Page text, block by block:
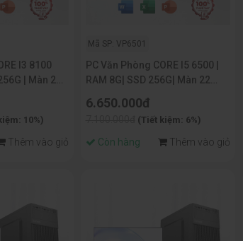
I3 8100
| Màn 22
10%)
Thêm vào giỏ
Mã SP: VP6501
PC Văn Phòng CORE I5 6500 |
RAM 8G| SSD 256G| Màn 22
6.650.000đ
(Tiết kiệm: 6%)
Còn hàng Thêm vào giỏ